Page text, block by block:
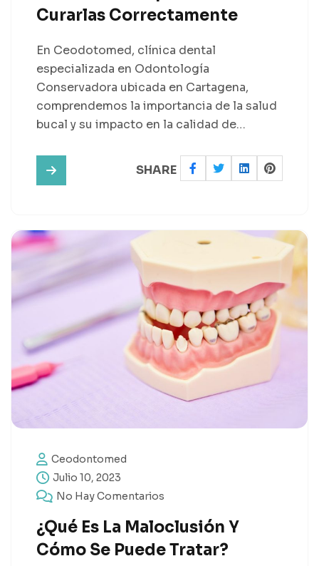
Curarlas Correctamente
En Ceodotomed, clínica dental
especializada en Odontología
Conservadora ubicada en Cartagena,
comprendemos la importancia de la salud
bucal y su impacto en la calidad de…
SHARE
Ceodontomed
Julio 10, 2023
No Hay Comentarios
¿Qué Es La Maloclusión Y
Cómo Se Puede Tratar?